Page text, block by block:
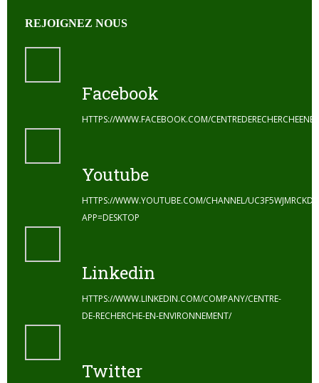
REJOIGNEZ NOUS
Facebook
HTTPS://WWW.FACEBOOK.COM/
Youtube
HTTPS://WWW.YOUTUBE.COM/CHANNEL/
APP=DESKTOP
Linkedin
HTTPS://WWW.LINKEDIN.COM/COMPANY/CENTRE-
DE-RECHERCHE-EN-ENVIRONNEMENT/
Twitter